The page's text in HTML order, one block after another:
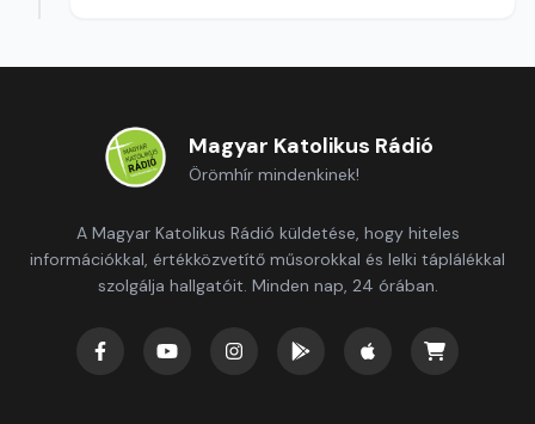
Magyar Katolikus Rádió
Örömhír mindenkinek!
A Magyar Katolikus Rádió küldetése, hogy hiteles
információkkal, értékközvetítő műsorokkal és lelki táplálékkal
szolgálja hallgatóit. Minden nap, 24 órában.